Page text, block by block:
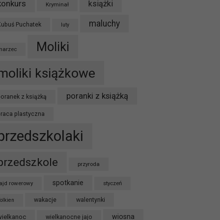
Kryminał książki
Puchatek luty maluchy
Moliki
książkowe
z książką poranki z książką
plastyczna
przyroda
rowerowy spotkanie styczeń
wakacje walentynki
wielkanocne jajo wiosna